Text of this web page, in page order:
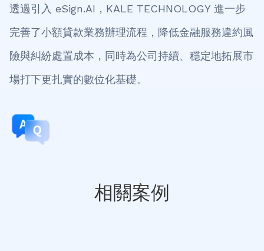
透過引入 eSign.AI，KALE TECHNOLOGY 進一步
完善了小額貸款業務辦理流程，降低金融服務違約風
險與糾紛處置成本，同時為公司持續、穩定地拓展市
場打下更扎實的數位化基礎。
相關案例